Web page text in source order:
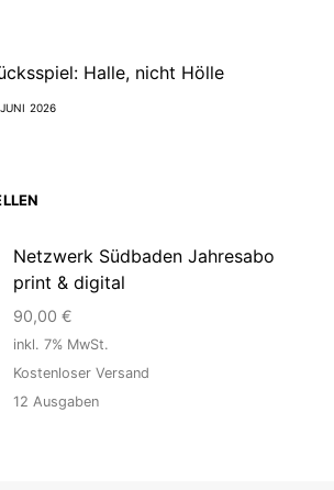
Halle, nicht Hölle
2026
Netzwerk Südbaden Jahresabo
print & digital
90,00 €
inkl. 7% MwSt.
Kostenloser Versand
12 Ausgaben